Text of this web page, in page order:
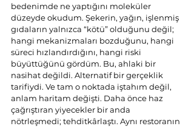
bedenimde ne yaptığını moleküler
düzeyde okudum. Şekerin, yağın, işlenmiş
gıdaların yalnızca “kötü” olduğunu değil;
hangi mekanizmaları bozduğunu, hangi
süreci hızlandırdığını, hangi riski
büyüttüğünü gördüm. Bu, ahlaki bir
nasihat değildi. Alternatif bir gerçeklik
tarifiydi. Ve tam o noktada iştahım değil,
anlam haritam değişti. Daha önce haz
çağrıştıran yiyecekler bir anda
nötrleşmedi; tehditkârlaştı. Aynı restoranın